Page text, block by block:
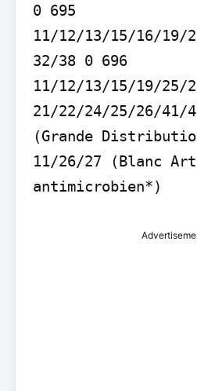
0 695
11/12/13/15/16/19/
32/38 0 696
11/12/13/15/19/25/
21/22/24/25/26/41/
(Grande
11/26/27 (Blanc
antimicrobien*)